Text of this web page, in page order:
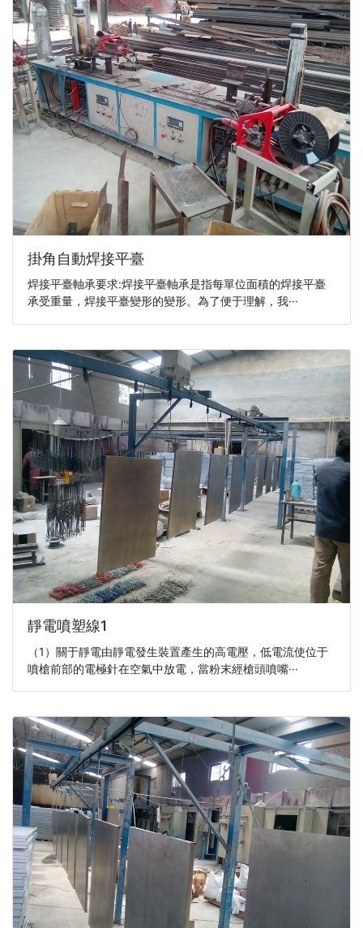
掛角自動焊接平臺
焊接平臺軸承要求:焊接平臺軸承是指每單位面積的焊接平臺
承受重量，焊接平臺變形的變形。為了便于理解，我···
靜電噴塑線1
（1）關于靜電由靜電發生裝置產生的高電壓，低電流使位于
噴槍前部的電極針在空氣中放電，當粉末經槍頭噴嘴···